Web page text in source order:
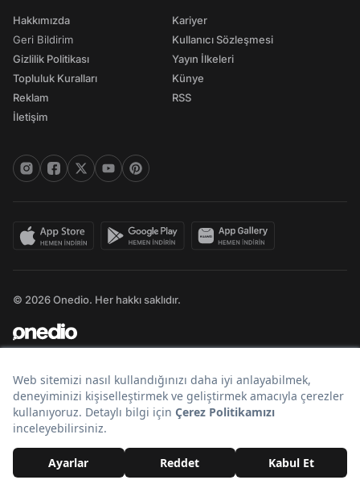
Hakkımızda
Geri Bildirim
Gizlilik Politikası
Topluluk Kuralları
Reklam
İletişim
Kariyer
Kullanıcı Sözleşmesi
Yayın İlkeleri
Künye
RSS
© 2026 Onedio. Her hakkı saklıdır.
Bir markasıdır.